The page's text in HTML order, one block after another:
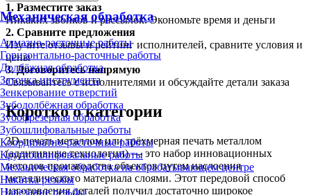
Механическая обработка
Алмазно-расточные работы
Горизонтально-расточные работы
Долбёжная обработка
Заточка инструмента
Зенкерование отверстий
Зубодолбёжная обработка
Зубофрезерная обработка
Зубошлифовальные работы
Координатно-расточные работы
Круглошлифовальные работы
Механическая обработка на обрабатывающем центре
Накатка резьбы
Нарезание резьбы
1. Разместите заказ
Никаких звонков и рассылок. Экономьте время и деньги
2. Сравните предложения
Изучите отзывы и рейтинг исполнителей, сравните условия и
цены
3.Договоритесь напрямую
Связывайтесь с исполнителями и обсуждайте детали заказа
Коротко о категории
3D-печать металлом или трёхмерная печать металлом
(аддитивные технологии) — это набор инновационных
методов производства объектов путем наслоения
металлического материала слоями. Этот передовой способ
изготовления деталей получил достаточно широкое